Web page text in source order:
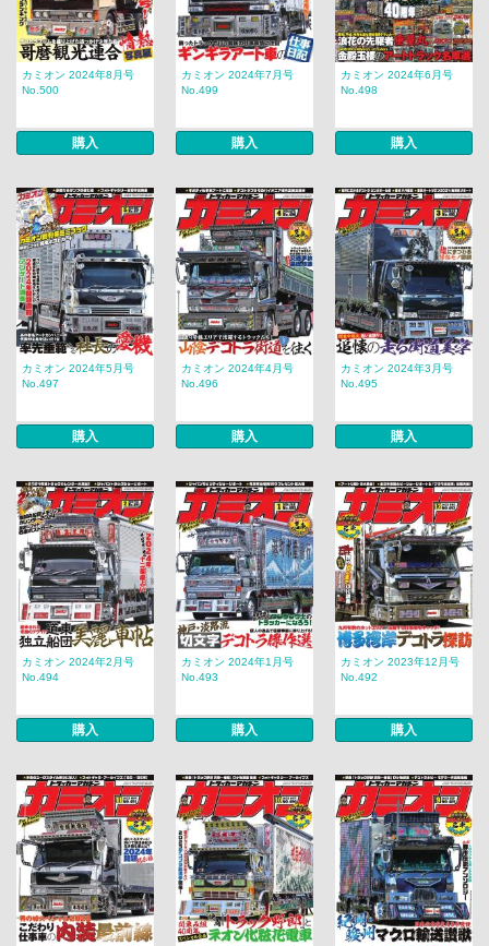
カミオン 2024年8月号
No.500
購入
カミオン 2024年7月号
No.499
購入
カミオン 2024年6月号
No.498
購入
カミオン 2024年5月号
No.497
購入
カミオン 2024年4月号
No.496
購入
カミオン 2024年3月号
No.495
購入
カミオン 2024年2月号
No.494
購入
カミオン 2024年1月号
No.493
購入
カミオン 2023年12月号
No.492
購入